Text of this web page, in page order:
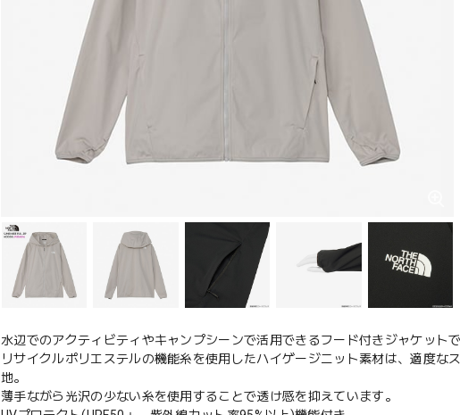
水辺でのアクティビティやキャンプシーンで活用できるフード付きジャケット
リサイクルポリエステルの機能糸を使用したハイゲージニット素材は、適度な
地。
薄手ながら光沢の少ない糸を使用することで透け感を抑えています。